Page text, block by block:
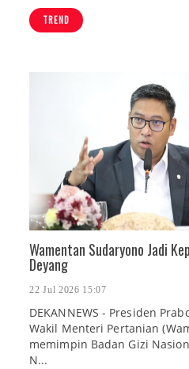
TREND
Wamentan Sudaryono Jadi
Deyang
22 Jul 2026 15:07
DEKANNEWS - Presiden
Wakil Menteri Pertanian
memimpin Badan Gizi
N...